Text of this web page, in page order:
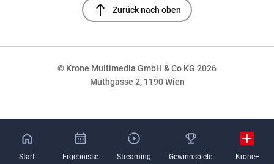
north Zurück nach oben
© Krone Multimedia GmbH & Co KG 2026
Muthgasse 2, 1190 Wien
Start Ergebnisse Streaming Gewinnspiele Krone+
NaN%